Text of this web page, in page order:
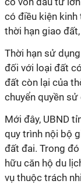
có điều kiện kinh
thời hạn giao
Thời hạn sử
đối với loại đất
đất còn lại của
chuyển quyền sử
Mới đây, UBND
quy trình nội bộ
đất đai. Trong
hữu căn hộ du
vụ thuộc trách